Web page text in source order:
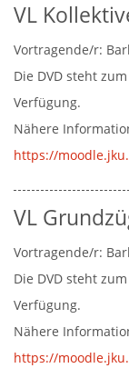
english
ελληνικά
magyar
français
slovenski
cesky
slovenscina
polski
LVA-
LVA-
LVA-
LVA-
Steuerrecht
LVA-
Legal
LVA-
Grundzüge
LVA-
LVA-
Freie
Diplomarbeit
Public
Strafrecht
Legal
VL
Vortragende/r:
Die DVD steht
Verfügung.
Nähere
https://
VL
Vortragende/r:
Die DVD steht
Verfügung.
Nähere
https://